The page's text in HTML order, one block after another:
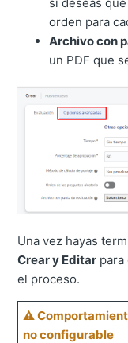
orden para
Archivo con
un PDF que
Una vez hayas
Crear y Editar
el proceso.
⚠
no configurable